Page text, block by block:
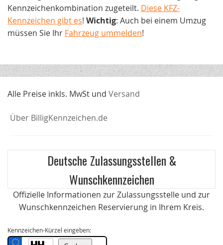
Kennzeichenkombination zugeteilt. Diese KFZ-
Kennzeichen gibt es! Wichtig: Auch bei einem Umzug
müssen Sie Ihr Fahrzeug ummelden!
Alle Preise inkls. MwSt und Versand
Über BilligKennzeichen.de
Deutsche Zulassungsstellen &
Wunschkennzeichen
Offizielle Informationen zur Zulassungsstelle und zur
Wunschkennzeichen Reservierung in Ihrem Kreis.
Kennzeichen-Kürzel eingeben: